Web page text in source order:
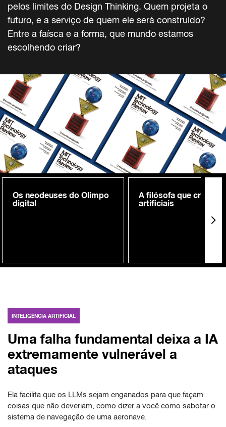
pelos limites do Design Thinking. Quem projeta o
futuro, e a serviço de quem ele será construído?
Entre a faísca e a forma, que mundo estamos
escolhendo criar?
Os neodeuses do Olimpo
digital
A filósofa que cria
artificiais
INTELIGÊNCIA ARTIFICIAL
Uma falha fundamental deixa a IA
extremamente vulnerável a
ataques
Ela facilita que os LLMs sejam enganados para que façam
coisas que não deveriam, como dizer a você como sabotar o
sistema de navegação de uma aeronave.